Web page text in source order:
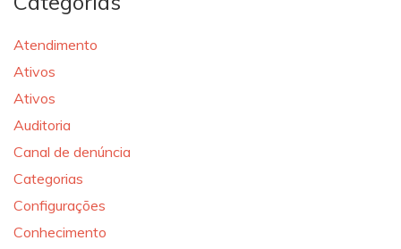
Atendimento
Ativos
Ativos
Auditoria
Canal de denúncia
Categorias
Configurações
Conhecimento